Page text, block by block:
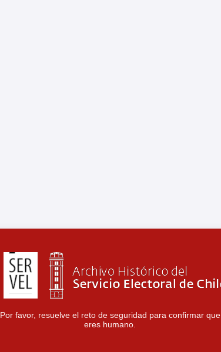
Por favor, resuelve el reto de seguridad para confirmar que
eres humano.